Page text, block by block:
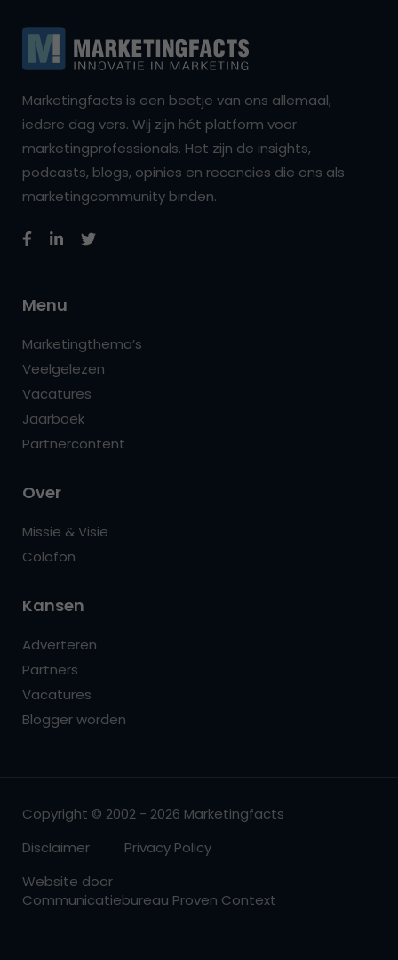
Marketingfacts is een beetje van ons allemaal,
iedere dag vers. Wij zijn hét platform voor
marketingprofessionals. Het zijn de insights,
podcasts, blogs, opinies en recencies die ons als
marketingcommunity binden.
Menu
Marketingthema’s
Veelgelezen
Vacatures
Jaarboek
Partnercontent
Over
Missie & Visie
Colofon
Kansen
Adverteren
Partners
Vacatures
Blogger worden
Copyright © 2002 - 2026 Marketingfacts
Disclaimer
Privacy Policy
Website door
Communicatiebureau Proven Context